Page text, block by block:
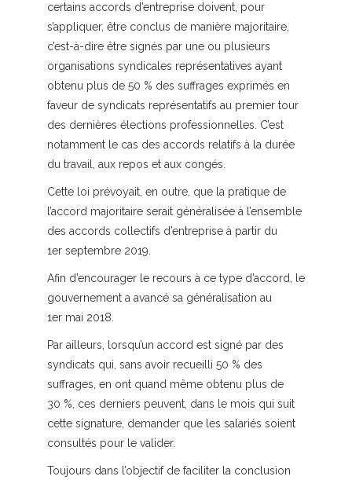
certains accords d’entreprise doivent, pour
s’appliquer, être conclus de manière majoritaire,
c’est-à-dire être signés par une ou plusieurs
organisations syndicales représentatives ayant
obtenu plus de 50 % des suffrages exprimés en
faveur de syndicats représentatifs au premier tour
des dernières élections professionnelles. C’est
notamment le cas des accords relatifs à la durée
du travail, aux repos et aux congés.
Cette loi prévoyait, en outre, que la pratique de
l’accord majoritaire serait généralisée à l’ensemble
des accords collectifs d’entreprise à partir du
1er septembre 2019.
Afin d’encourager le recours à ce type d’accord, le
gouvernement a avancé sa généralisation au
1er mai 2018.
Par ailleurs, lorsqu’un accord est signé par des
syndicats qui, sans avoir recueilli 50 % des
suffrages, en ont quand même obtenu plus de
30 %, ces derniers peuvent, dans le mois qui suit
cette signature, demander que les salariés soient
consultés pour le valider.
Toujours dans l’objectif de faciliter la conclusion